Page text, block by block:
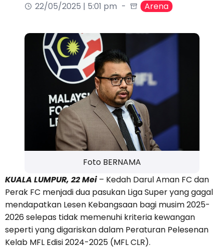
22/05/2025 | 5:01 pm
Arena
Foto BERNAMA
KUALA LUMPUR, 22 Mei– Kedah Darul Aman FC dan
Perak FC menjadi dua pasukan Liga Super yang gagal
mendapatkan Lesen Kebangsaan bagi musim 2025-
2026 selepas tidak memenuhi kriteria kewangan
seperti yang digariskan dalam Peraturan Pelesenan
Kelab MFL Edisi 2024-2025 (MFL CLR).